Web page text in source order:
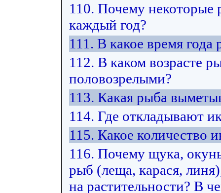
110. Почему
каждый год?
111. В какое время
112. В каком возрасте
половозрелыми?
113. Какая рыба
114. Где откладывают
115. Какое
116. Почему щука,
рыб (леща, карася,
на растительности? В